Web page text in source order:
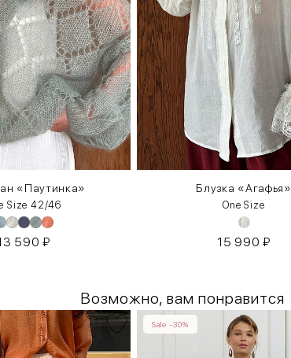
«Паутинка»
Size 42/46
590₽
Блузка «Агафья»
One Size
15 990₽
Возможно, вам понравится
Sale -30%